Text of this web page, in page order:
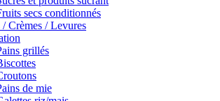
secs conditionnés
/ Crèmes / Levures
grillés
de mie